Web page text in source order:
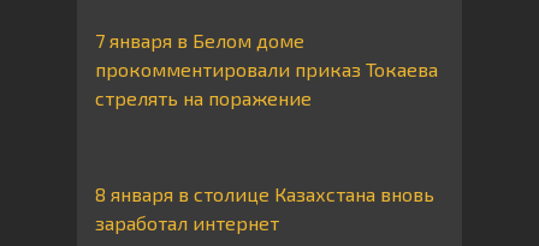
7 января в Белом доме
прокомментировали приказ Токаева
стрелять на поражение
8 января в столице Казахстана вновь
заработал интернет